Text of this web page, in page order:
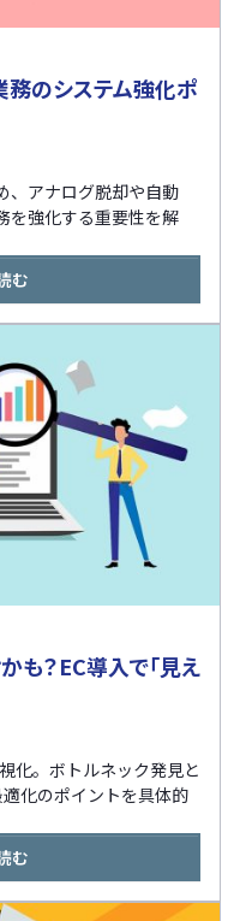
務のシステム強化ポ
、アナログ脱却や自動
を強化する重要性を解
む
も？EC導入で「見え
化。ボトルネック発見と
化のポイントを具体的
む